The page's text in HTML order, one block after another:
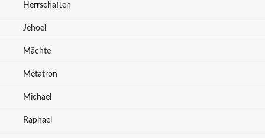
Herrschaften
Jehoel
Mächte
Metatron
Michael
Raphael